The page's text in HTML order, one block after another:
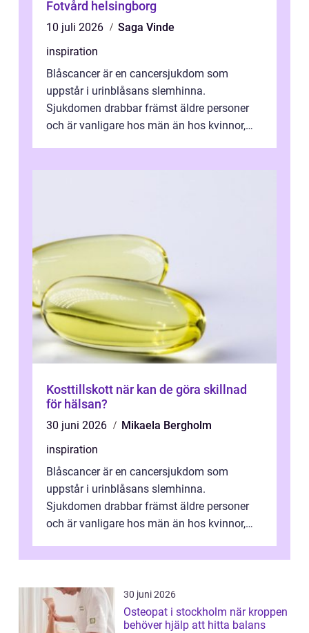
Fotvård helsingborg
10 juli 2026
Saga Vinde
inspiration
Blåscancer är en cancersjukdom som
uppstår i urinblåsans slemhinna.
Sjukdomen drabbar främst äldre personer
och är vanligare hos män än hos kvinnor,
Kosttillskott när kan de göra skillnad
för hälsan?
30 juni 2026
Mikaela Bergholm
inspiration
Blåscancer är en cancersjukdom som
uppstår i urinblåsans slemhinna.
Sjukdomen drabbar främst äldre personer
och är vanligare hos män än hos kvinnor,
förändringarna u...
30 juni 2026
Osteopat i stockholm när kroppen
behöver hjälp att hitta balans